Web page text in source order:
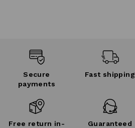
Secure
payments
Fast shipping
Free return in-
Guaranteed